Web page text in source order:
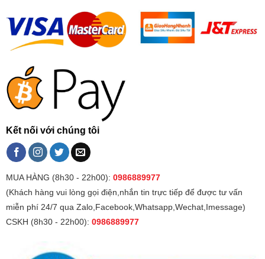
Kết nối với chúng tôi
MUA HÀNG (8h30 - 22h00): 0986889977
(Khách hàng vui lòng gọi điện,nhắn tin trực tiếp để được tư vấn
miễn phí 24/7 qua Zalo,Facebook,Whatsapp,Wechat,Imessage)
CSKH (8h30 - 22h00): 0986889977